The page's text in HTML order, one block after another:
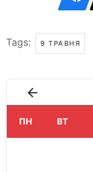
Tags: 9 ТРАВНЯ
ПН ВТ